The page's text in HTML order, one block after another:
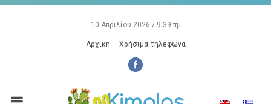
10 Απριλίου 2026 / 9:39 πμ
Αρχική Χρήσιμα τηλέφωνα